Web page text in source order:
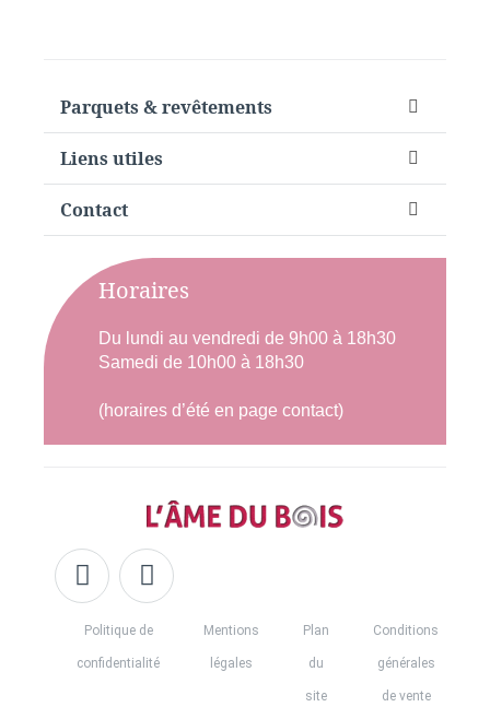
Parquets & revêtements
Liens utiles
Contact
Horaires
Du lundi au vendredi de 9h00 à 18h30
Samedi de 10h00 à 18h30
(horaires d’été en page contact)
Politique de
confidentialité
Mentions
légales
Plan
du
site
Conditions
générales
de vente